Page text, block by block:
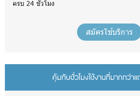
ครบ 24 ชั่วโมง
สมัครใช้บริการ
คุ้มกับชั่วโมงใช้งานที่มากกว่า